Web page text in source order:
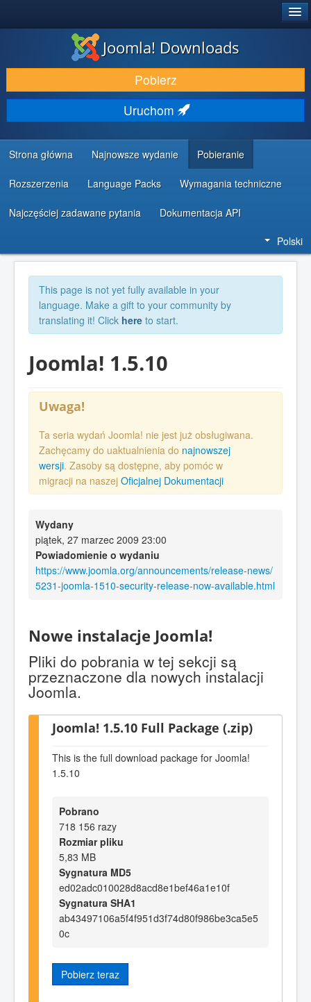
DODATKI I ROZSZERZENIA
ODKRYJ & POZNAJ
SPOŁECZNOŚĆ & WSPARCIE
ZASOBY DLA PROGRAMISTÓW
Joomla! Downloads
Pobierz
Uruchom
Strona główna Najnowsze wydanie Pobieranie
Rozszerzenia Language Packs Wymagania techniczne
Najczęściej zadawane pytania Dokumentacja API
Polski
This page is not yet fully available in your
language. Make a gift to your community by
translating it! Click here to start.
Joomla! 1.5.10
Uwaga!
Ta seria wydań Joomla! nie jest już obsługiwana.
Zachęcamy do uaktualnienia do najnowszej
wersji. Zasoby są dostępne, aby pomóc w
migracji na naszej Oficjalnej Dokumentacji
Wydany
piątek, 27 marzec 2009 23:00
Powiadomienie o wydaniu
https://www.joomla.org/announcements/release-news/
5231-joomla-1510-security-release-now-available.html
Nowe instalacje Joomla!
Pliki do pobrania w tej sekcji są
przeznaczone dla nowych instalacji
Joomla.
Joomla! 1.5.10 Full Package (.zip)
This is the full download package for Joomla!
1.5.10
Pobrano
718 156 razy
Rozmiar pliku
5,83 MB
Sygnatura MD5
ed02adc010028d8acd8e1bef46a1e10f
Sygnatura SHA1
ab43497106a5f4f951d3f74d80f986be3ca5e5
0c
Pobierz teraz